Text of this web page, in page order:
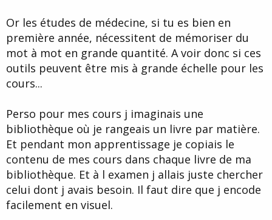
Or les études de médecine, si tu es bien en
première année, nécessitent de mémoriser du
mot à mot en grande quantité. A voir donc si ces
outils peuvent être mis à grande échelle pour les
cours...
Perso pour mes cours j imaginais une
bibliothèque où je rangeais un livre par matière.
Et pendant mon apprentissage je copiais le
contenu de mes cours dans chaque livre de ma
bibliothèque. Et à l examen j allais juste chercher
celui dont j avais besoin. Il faut dire que j encode
facilement en visuel.